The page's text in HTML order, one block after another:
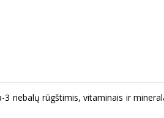
rūgštimis, vitaminais ir